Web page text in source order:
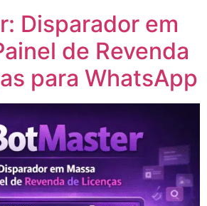
Disparador em
de Revenda
para WhatsApp